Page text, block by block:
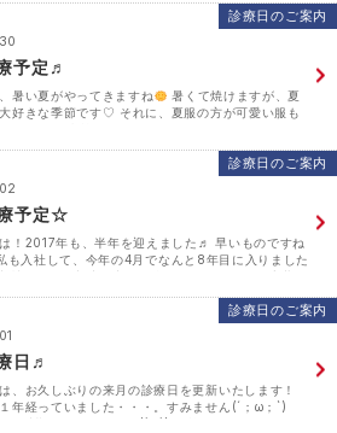
予定♬
暑い夏がやってきますね
暑くて焼けますが、夏
好きな季節です♡ それに、夏服の方が可愛い服も
ですね、とりあえず花火は･･･
診療日のご案内
予定☆
！2017年も、半年を迎えました♬ 早いものですね
も入社して、今年の4月でなんと8年目に入りました
･･･
診療日のご案内
日♬
、お久しぶりの来月の診療日を更新いたします！
年経っていました・・・。すみません(´；ω；`)
診療日のご案内